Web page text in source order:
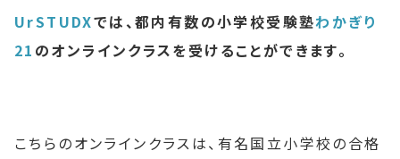
UrSTUDXでは、都内有数の小学校受験塾わかぎり
21 のオンラインクラスを受けることができます。
こちらのオンラインクラスは、有名国立小学校の合格